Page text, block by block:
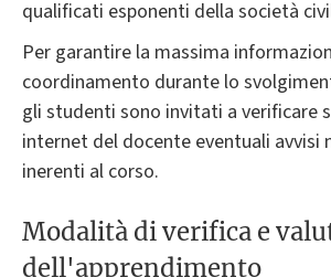
qualificati esponenti della società
Per garantire la massima
coordinamento durante lo
gli studenti sono invitati a verificare
internet del docente eventuali avvisi
inerenti al corso.
Modalità di verifica e
dell'apprendimento